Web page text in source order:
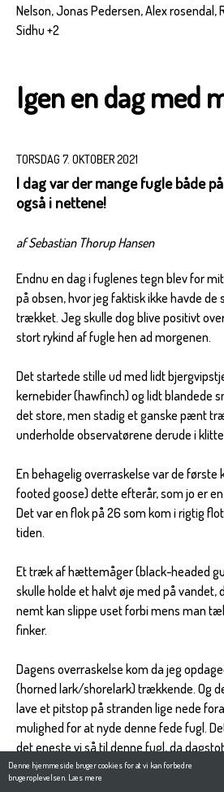
Denne hjemmeside bruger cookies for at vi kan forbedre
brugeroplevelsen. Læs mere
Nelson, Jonas Pedersen, Alex rosendal,
Sidhu +2
Igen en dag med
TORSDAG 7. OKTOBER 2021
I dag var der mange fugle både
også i nettene!
af Sebastian Thorup Hansen
Endnu en dag i fuglenes tegn blev for
på obsen, hvor jeg faktisk ikke havde
trækket. Jeg skulle dog blive positivt
stort rykind af fugle hen ad morgenen.
Det startede stille ud med lidt
kernebider (hawfinch) og lidt blandede
det store, men stadig et ganske pænt
underholde observatørene derude i
En behagelig overraskelse var de
footed goose) dette efterår, som jo er
Det var en flok på 26 som kom i rigtig
tiden.
Et træk af hættemåger (black-headed
skulle holde et halvt øje med på vandet,
nemt kan slippe uset forbi mens man
finker.
Dagens overraskelse kom da jeg
(horned lark/shorelark) trækkende. Og
lave et pitstop på stranden lige nede
mulighed for at nyde denne fede fugl.
det eneste vi så til denne fugl, da
fugle, hvoraf der kom en flok på hele 10
samme vis også at raste kort på